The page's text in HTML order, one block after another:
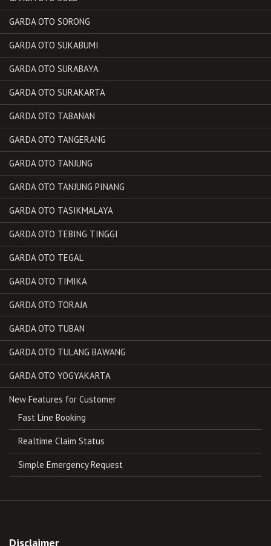
GARDA OTO SORONG
GARDA OTO SUKABUMI
GARDA OTO SURABAYA
GARDA OTO SURAKARTA
GARDA OTO TABANAN
GARDA OTO TANGERANG
GARDA OTO TANJUNG
GARDA OTO TANJUNG PINANG
GARDA OTO TASIKMALAYA
GARDA OTO TEBING TINGGI
GARDA OTO TEGAL
GARDA OTO TIMIKA
GARDA OTO TORAJA
GARDA OTO TUBAN
GARDA OTO TULANG BAWANG
GARDA OTO YOGYAKARTA
New Features for Customer
Fast Line Booking
Realtime Claim Status
Simple Emergency Request
Disclaimer